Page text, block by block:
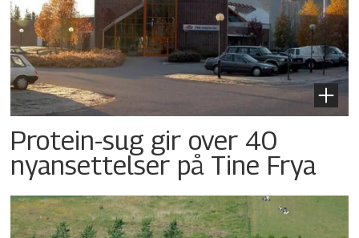
Protein-sug gir over 40
nyansettelser på Tine Frya